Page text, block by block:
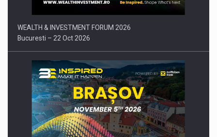
WEALTH & INVESTMENT FORUM 2026
Bucuresti – 22 Oct 2026